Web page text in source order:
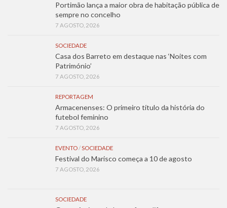
Portimão lança a maior obra de habitação pública de
sempre no concelho
7 AGOSTO, 2026
SOCIEDADE
Casa dos Barreto em destaque nas ‘Noites com
Património’
7 AGOSTO, 2026
REPORTAGEM
Armacenenses: O primeiro título da história do
futebol feminino
7 AGOSTO, 2026
EVENTO/SOCIEDADE
Festival do Marisco começa a 10 de agosto
7 AGOSTO, 2026
SOCIEDADE